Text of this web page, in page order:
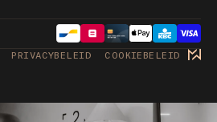
PRIVACYBELEID COOKIEBELEID